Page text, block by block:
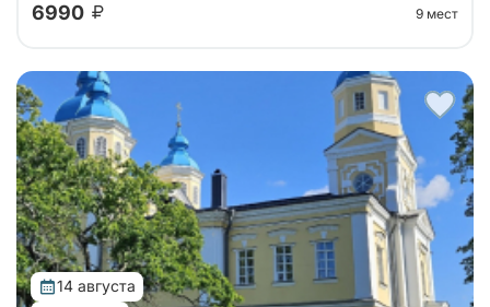
Тур организован совместно с Паломнической
службой Коневского монастыря. Уехать утром с
большой земли, чтобы к вечеру вернуться другим
человеком — такую силу имеет однодне...
6990
9 мест
14 августа